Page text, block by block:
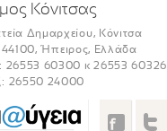
Κόνιτσας
Δημαρχείου, Κόνιτσα
44100, Ήπειρος, Ελλάδα
26553 60300 κ 26553 60326
26550 24000